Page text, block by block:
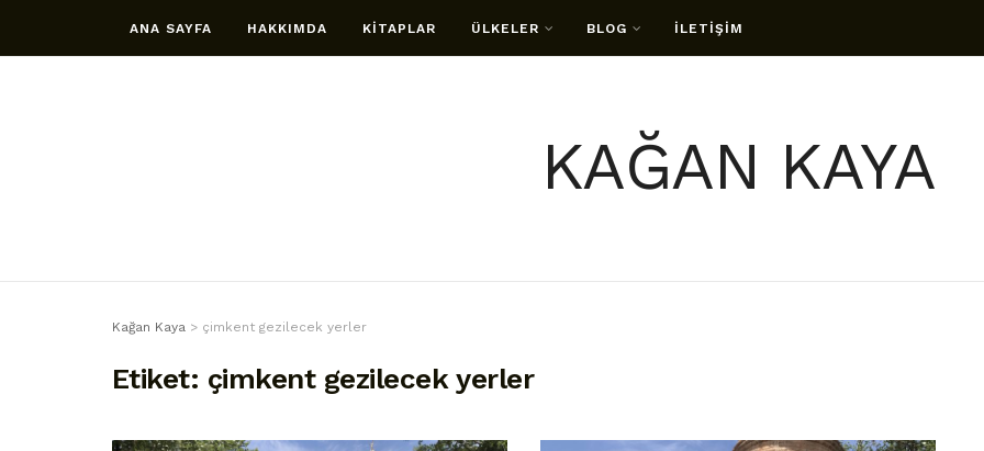
ANA SAYFA HAKKIMDA KİTAPLAR ÜLKELER BLOG İLETİŞİM
KAĞAN KAYA
Kağan Kaya > çimkent gezilecek yerler
Etiket: çimkent gezilecek yerler